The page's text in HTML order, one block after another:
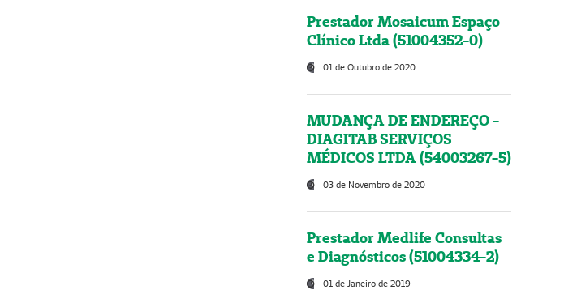
Prestador Mosaicum Espaço
Clínico Ltda (51004352-0)
01 de Outubro de 2020
MUDANÇA DE ENDEREÇO -
DIAGITAB SERVIÇOS
MÉDICOS LTDA (54003267-5)
03 de Novembro de 2020
Prestador Medlife Consultas
e Diagnósticos (51004334-2)
01 de Janeiro de 2019